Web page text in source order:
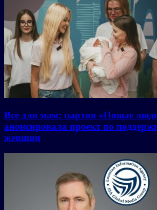
Все для мам: партия «Новые
анонсировала проект по
женщин